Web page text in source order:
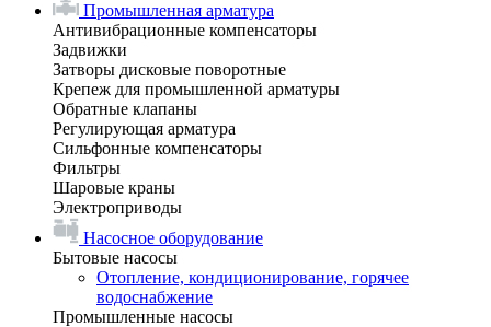
Промышленная арматура
Антивибрационные компенсаторы
Задвижки
Затворы дисковые поворотные
Крепеж для промышленной арматуры
Обратные клапаны
Регулирующая арматура
Сильфонные компенсаторы
Фильтры
Шаровые краны
Электроприводы
Насосное оборудование
Бытовые насосы
Отопление, кондиционирование, горячее
водоснабжение
Промышленные насосы